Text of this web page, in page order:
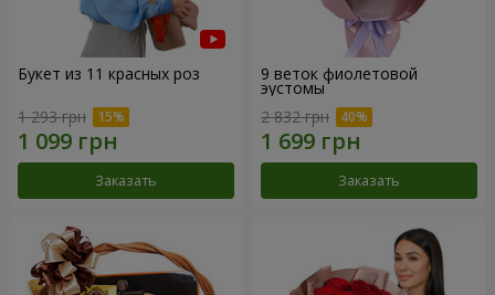
Букет из 11 красных роз
1 293 грн
Заказать
9 веток фиолетовой
эустомы
2 832 грн
Заказать